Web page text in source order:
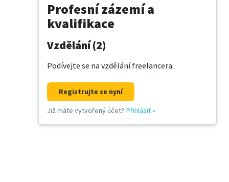
Profesní zázemí a
kvalifikace
Vzdělání (2)
Podívejte se na vzdělání freelancera.
Registrujte se nyní
Již máte vytvořený účet? Přihlásit»